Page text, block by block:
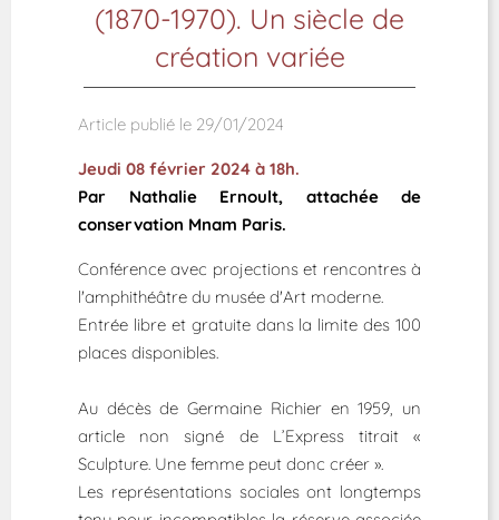
(1870-1970). Un siècle de
création variée
Article publié le 29/01/2024
Jeudi 08 février 2024 à 18h.
Par Nathalie Ernoult, attachée de
conservation Mnam Paris.
Conférence avec projections et rencontres à
l'amphithéâtre du musée d'Art moderne.
Entrée libre et gratuite dans la limite des 100
places disponibles.
Au décès de Germaine Richier en 1959, un
article non signé de L’Express titrait «
Sculpture. Une femme peut donc créer ».
Les représentations sociales ont longtemps